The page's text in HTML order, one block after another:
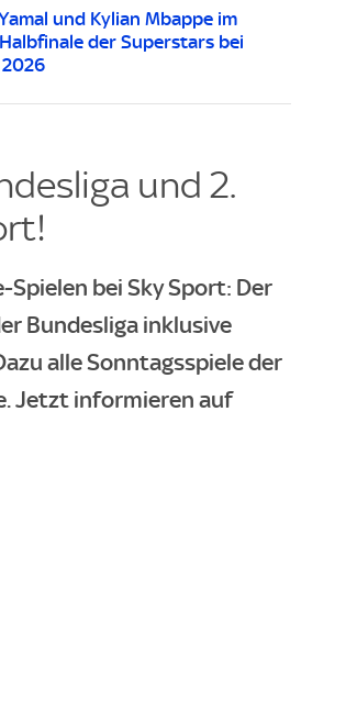
und Kylian Mbappe im
der Superstars bei
und 2.
bei Sky Sport: Der
Bundesliga inklusive
alle Sonntagsspiele der
Jetzt informieren auf